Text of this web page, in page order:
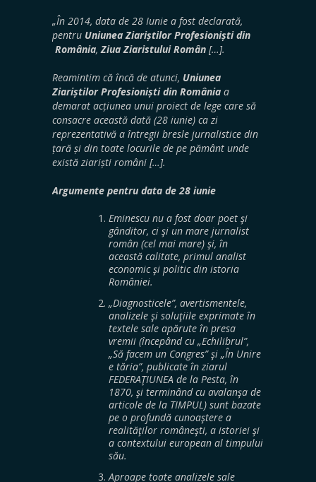
„În 2014, data de 28 Iunie a fost declarată,
pentru Uniunea Ziariștilor Profesioniști din
România,Ziua Ziaristului Român […].
Reamintim că încă de atunci, Uniunea
Ziariștilor Profesioniști din România a
demarat acțiunea unui proiect de lege care să
consacre această dată (28 iunie) ca zi
reprezentativă a întregii bresle jurnalistice din
țară și din toate locurile de pe pământ unde
există ziariști români […].
Argumente pentru data de 28 iunie
Eminescu nu a fost doar poet şi
gânditor, ci şi un mare jurnalist
român (cel mai mare) şi, în
această calitate, primul analist
economic şi politic din istoria
României.
„Diagnosticele”, avertismentele,
analizele şi soluţiile exprimate în
textele sale apărute în presa
vremii (începând cu „Echilibrul”,
„Să facem un Congres” şi „În Unire
e tăria”, publicate în ziarul
FEDERAŢIUNEA de la Pesta, în
1870, şi terminând cu avalanşa de
articole de la TIMPUL) sunt bazate
pe o profundă cunoaştere a
realităţilor româneşti, a istoriei şi
a contextului european al timpului
său.
Aproape toate analizele sale